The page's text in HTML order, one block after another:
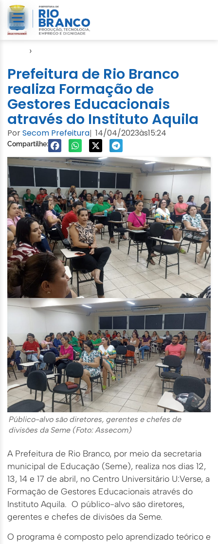
›
Prefeitura de Rio Branco
realiza Formação de
Gestores Educacionais
através do Instituto Aquila
PorSecom Prefeitura| 14/04/2023às15:24
Compartilhe:
Público-alvo são diretores, gerentes e chefes de
divisões da Seme (Foto: Assecom)
A Prefeitura de Rio Branco, por meio da secretaria
municipal de Educação (Seme), realiza nos dias 12,
13, 14 e 17 de abril, no Centro Universitário U:Verse, a
Formação de Gestores Educacionais através do
Instituto Aquila. O público-alvo são diretores,
gerentes e chefes de divisões da Seme.
O programa é composto pelo aprendizado teórico e